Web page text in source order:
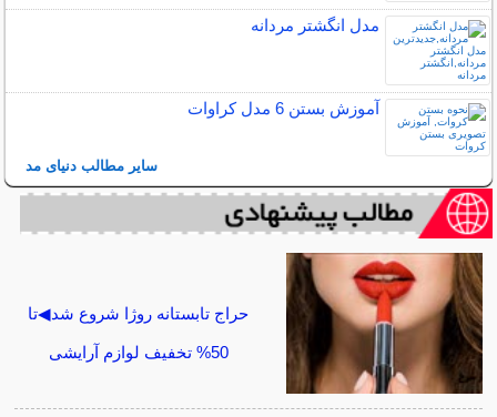
مدل انگشتر مردانه
آموزش بستن 6 مدل کراوات
سایر مطالب دنیای مد
حراج تابستانه روژا شروع شد◀تا
50% تخفیف لوازم آرایشی